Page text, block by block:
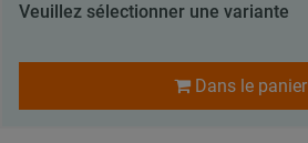
Veuillez sélectionner une variante
Dans le panier